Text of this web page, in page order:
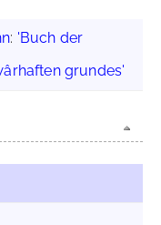
: 'Buch der
grundes'